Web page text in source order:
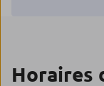
Horaires